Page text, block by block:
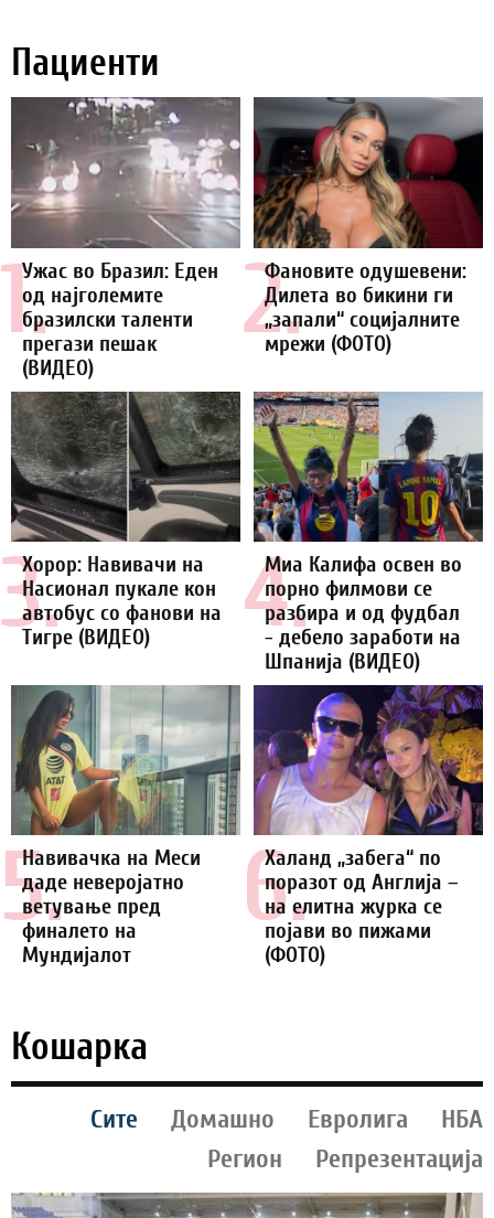
Пациенти
1.
Ужас во Бразил: Еден
од најголемите
бразилски таленти
прегази пешак
(ВИДЕО)
2.
Фановите одушевени:
Дилета во бикини ги
„запали“ социјалните
мрежи (ФОТО)
3.
Хорор: Навивачи на
Насионал пукале кон
автобус со фанови на
Тигре (ВИДЕО)
4.
Миа Калифа освен во
порно филмови се
разбира и од фудбал
- дебело заработи на
Шпанија (ВИДЕО)
5.
Навивачка на Меси
даде неверојатно
ветување пред
финалето на
Мундијалот
6.
Халанд „забега“ по
поразот од Англија –
на елитна журка се
појави во пижами
(ФОТО)
Кошарка
Сите Домашно Евролига
НБА
Регион
Репрезентација